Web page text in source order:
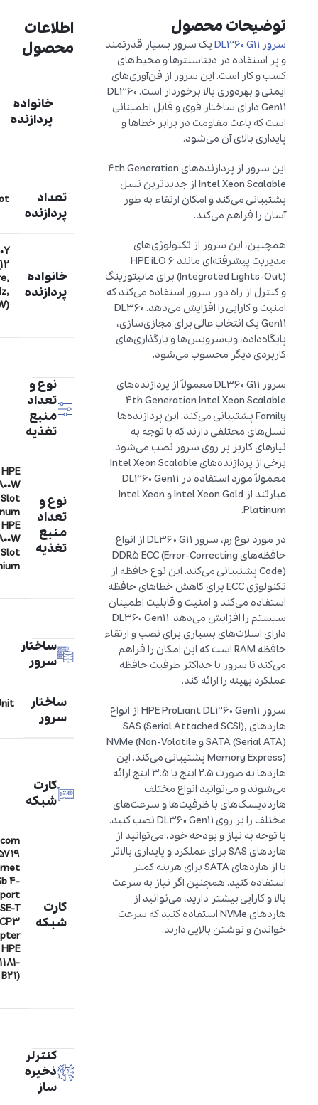
توضیحات محصول
سرور DL360 G11
یک سرور بسیار قدرتمند
و پر استفاده در دیتاسنترها و محیط‌های
کسب و کار است. این سرور از فن‌آوری‌های
ایمنی و بهره‌وری بالا برخوردار است. DL360
Gen11 دارای ساختار قوی و قابل اطمینانی
است که باعث مقاومت در برابر خطاها و
پایداری بالای آن می‌شود.
این سرور از پردازنده‌های 4th Generation
Intel Xeon Scalable از جدیدترین نسل
پشتیبانی می‌کند و امکان ارتقاء به طور
آسان را فراهم می‌کند.
همچنین، این سرور از تکنولوژی‌های
مدیریت پیشرفته‌ای مانند HPE iLO 6
(Integrated Lights-Out) برای مانیتورینگ
و کنترل از راه دور سرور استفاده می‌کند که
امنیت و کارایی را افزایش می‌دهد. DL360
Gen11 یک انتخاب عالی برای مجازی‌سازی،
پایگاه‌داده، وب‌سرویس‌ها و بارگذاری‌های
کاربردی دیگر محسوب می‌شود.
سرور DL360 G11 معمولاً از پردازنده‌های
4th Generation Intel Xeon Scalable
Family پشتیبانی می‌کند. این پردازنده‌ها
نسل‌های مختلفی دارند که با توجه به
نیازهای کاربر بر روی سرور نصب می‌شود.
برخی از پردازنده‌های Intel Xeon Scalable
معمولاً مورد استفاده در DL360 Gen11
عبارتند از Intel Xeon Gold و Intel Xeon
Platinum.
در مورد نوع رم، سرور DL360 G11 از انواع
حافظه‌های DDR5 ECC (Error-Correcting
Code) پشتیبانی می‌کند. این نوع حافظه از
تکنولوژی ECC برای کاهش خطاهای حافظه
استفاده می‌کند و امنیت و قابلیت اطمینان
سیستم را افزایش می‌دهد. DL360 Gen11
دارای اسلات‌های بسیاری برای نصب و ارتقاء
حافظه RAM است که این امکان را فراهم
می‌کند تا سرور با حداکثر ظرفیت حافظه
عملکرد بهینه را ارائه کند.
سرور HPE ProLiant DL360 Gen11 از انواع
هاردهای SAS (Serial Attached SCSI),
SATA (Serial ATA) و NVMe (Non-Volatile
Memory Express) پشتیبانی می‌کند. این
هاردها به صورت 2.5 اینچ یا 3.5 اینچ ارائه
می‌شوند و می‌توانید انواع مختلف
هارد‌دیسک‌های با ظرفیت‌ها و سرعت‌های
مختلف را بر روی DL360 Gen11 نصب کنید.
با توجه به نیاز و بودجه خود، می‌توانید از
هاردهای SAS برای عملکرد و پایداری بالاتر
یا از هاردهای SATA برای هزینه کمتر
استفاده کنید. همچنین اگر نیاز به سرعت
بالا و کارایی بیشتر دارید، می‌توانید از
هاردهای NVMe استفاده کنید که سرعت
خواندن و نوشتن بالایی دارند.
اطلاعات
محصول
خانواده
پردازنده
تعداد
پردازنده
خانواده
پردازنده
نوع و
تعداد
منبع
تغذیه
نوع و
تعداد
منبع
تغذیه
HPE
ساختار
سرور
ساختار
سرور
کارت
شبکه
کارت
شبکه
4-
port
T
B21)
کنترلر
ذخیره
ساز